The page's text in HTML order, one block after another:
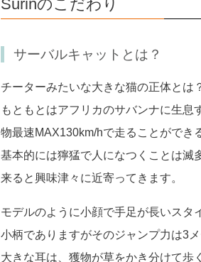
Surinのこだわり
サーバルキャットとは？
チーターみたいな大きな猫の正体とは
もともとはアフリカのサバンナに生
物最速MAX130km/hで走ることができ
基本的には獰猛で人になつくことは滅
来ると興味津々に近寄ってきます。
モデルのように小顔で手足が長いスタ
小柄でありますがそのジャンプ力は3
大きな耳は、獲物が草をかき分けて歩